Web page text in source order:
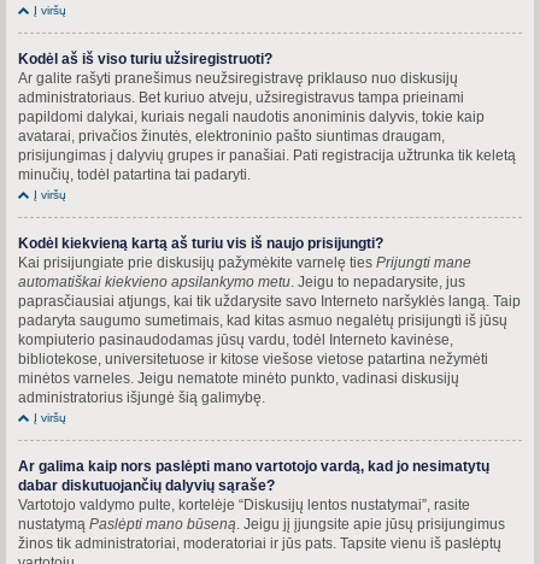
Į viršų
Kodėl aš iš viso turiu užsiregistruoti?
Ar galite rašyti pranešimus neužsiregistravę priklauso nuo diskusijų
administratoriaus. Bet kuriuo atveju, užsiregistravus tampa prieinami
papildomi dalykai, kuriais negali naudotis anoniminis dalyvis, tokie kaip
avatarai, privačios žinutės, elektroninio pašto siuntimas draugam,
prisijungimas į dalyvių grupes ir panašiai. Pati registracija užtrunka tik keletą
minučių, todėl patartina tai padaryti.
Į viršų
Kodėl kiekvieną kartą aš turiu vis iš naujo prisijungti?
Kai prisijungiate prie diskusijų pažymėkite varnelę ties Prijungti mane
automatiškai kiekvieno apsilankymo metu . Jeigu to nepadarysite, jus
paprasčiausiai atjungs, kai tik uždarysite savo Interneto naršyklės langą. Taip
padaryta saugumo sumetimais, kad kitas asmuo negalėtų prisijungti iš jūsų
kompiuterio pasinaudodamas jūsų vardu, todėl Interneto kavinėse,
bibliotekose, universitetuose ir kitose viešose vietose patartina nežymėti
minėtos varneles. Jeigu nematote minėto punkto, vadinasi diskusijų
administratorius išjungė šią galimybę.
Į viršų
Ar galima kaip nors paslėpti mano vartotojo vardą, kad jo nesimatytų
dabar diskutuojančių dalyvių sąraše?
Vartotojo valdymo pulte, kortelėje “Diskusijų lentos nustatymai”, rasite
nustatymą Paslėpti mano būseną . Jeigu jį įjungsite apie jūsų prisijungimus
žinos tik administratoriai, moderatoriai ir jūs pats. Tapsite vienu iš paslėptų